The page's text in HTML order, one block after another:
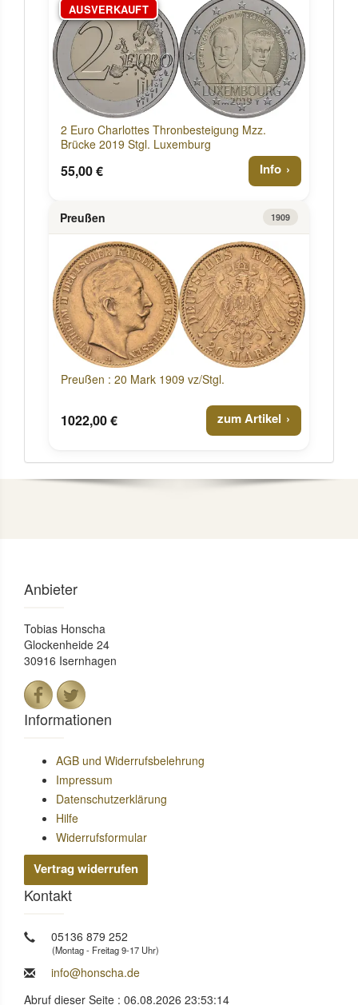
AUSVERKAUFT
2 Euro Charlottes Thronbesteigung Mzz.
Brücke 2019 Stgl. Luxemburg
55,00 € Info
Preußen 1909
Preußen : 20 Mark 1909 vz/Stgl.
1022,00 € zum Artikel
Anbieter
Tobias Honscha
Glockenheide 24
30916 Isernhagen
Informationen
AGB und Widerrufsbelehrung
Impressum
Datenschutzerklärung
Hilfe
Widerrufsformular
Vertrag widerrufen
Kontakt
05136 879 252
(Montag - Freitag 9-17 Uhr)
info@honscha.de
Abruf dieser Seite : 06.08.2026 23:53:14